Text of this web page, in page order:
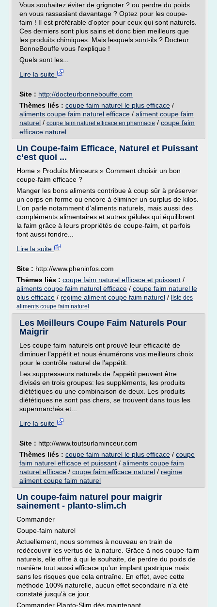
Vous souhaitez éviter de grignoter ? ou perdre du poids
en vous rassasiant davantage ? Optez pour les coupe-
faim ! Il est préférable d'opter pour ceux qui sont naturels.
Ces derniers sont plus sains et donc bien meilleurs que
les produits chimiques. Mais lesquels sont-ils ? Docteur
BonneBouffe vous l'explique !
Quels sont les...
Lire la suite
Site : http://docteurbonnebouffe.com
Thèmes liés : coupe faim naturel le plus efficace /
aliments coupe faim naturel efficace / aliment coupe faim
naturel / coupe faim naturel efficace en pharmacie / coupe faim
efficace naturel
Un Coupe-faim Efficace, Naturel et Puissant
c’est quoi ...
Home » Produits Minceurs » Comment choisir un bon
coupe-faim efficace ?
Manger les bons aliments contribue à coup sûr à préserver
un corps en forme ou encore à éliminer un surplus de kilos.
L'on parle notamment d'aliments naturels, mais aussi des
compléments alimentaires et autres gélules qui équilibrent
la faim grâce à leurs propriétés de coupe-faim, et parfois
font aussi fondre...
Lire la suite
Site : http://www.pheninfos.com
Thèmes liés : coupe faim naturel efficace et puissant /
aliments coupe faim naturel efficace / coupe faim naturel le
plus efficace / regime aliment coupe faim naturel / liste des
aliments coupe faim naturel
Les Meilleurs Coupe Faim Naturels Pour
Maigrir
Les coupe faim naturels ont prouvé leur efficacité de
diminuer l'appétit et nous énumérons vos meilleurs choix
pour le contrôle naturel de l'appétit.
Les suppresseurs naturels de l'appétit peuvent être
divisés en trois groupes: les suppléments, les produits
diététiques ou une combinaison de deux. Les produits
diététiques ne sont pas chers, se trouvent dans tous les
supermarchés et...
Lire la suite
Site : http://www.toutsurlaminceur.com
Thèmes liés : coupe faim naturel le plus efficace / coupe
faim naturel efficace et puissant / aliments coupe faim
naturel efficace / coupe faim efficace naturel / regime
aliment coupe faim naturel
Un coupe-faim naturel pour maigrir
sainement - planto-slim.ch
Commander
Coupe-faim naturel
Actuellement, nous sommes à nouveau en train de
redécouvrir les vertus de la nature. Grâce à nos coupe-faim
naturels, elle offre à qui le souhaite, de perdre du poids de
manière tout aussi efficace qu'un implant gastrique mais
sans les risques que cela entraîne. En effet, avec cette
méthode 100% naturelle, aucun effet secondaire n'a été
constaté jusqu'à ce jour.
Commander Planto-Slim dès maintenant